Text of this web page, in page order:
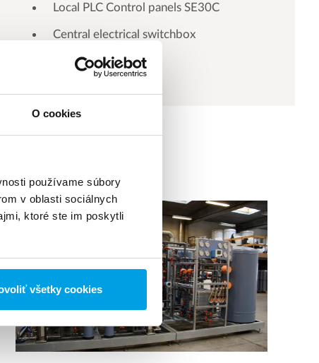
O cookies
používame súbory
v oblasti sociálnych
ktoré ste im poskytli
všetky cookies
Local PLC Control panels SE30C
Central electrical switchbox